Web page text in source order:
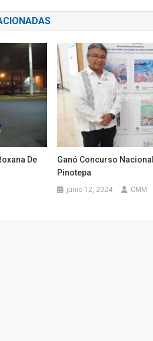
De
Ganó Concurso
Pinotepa
junio 12, 2024 CMM